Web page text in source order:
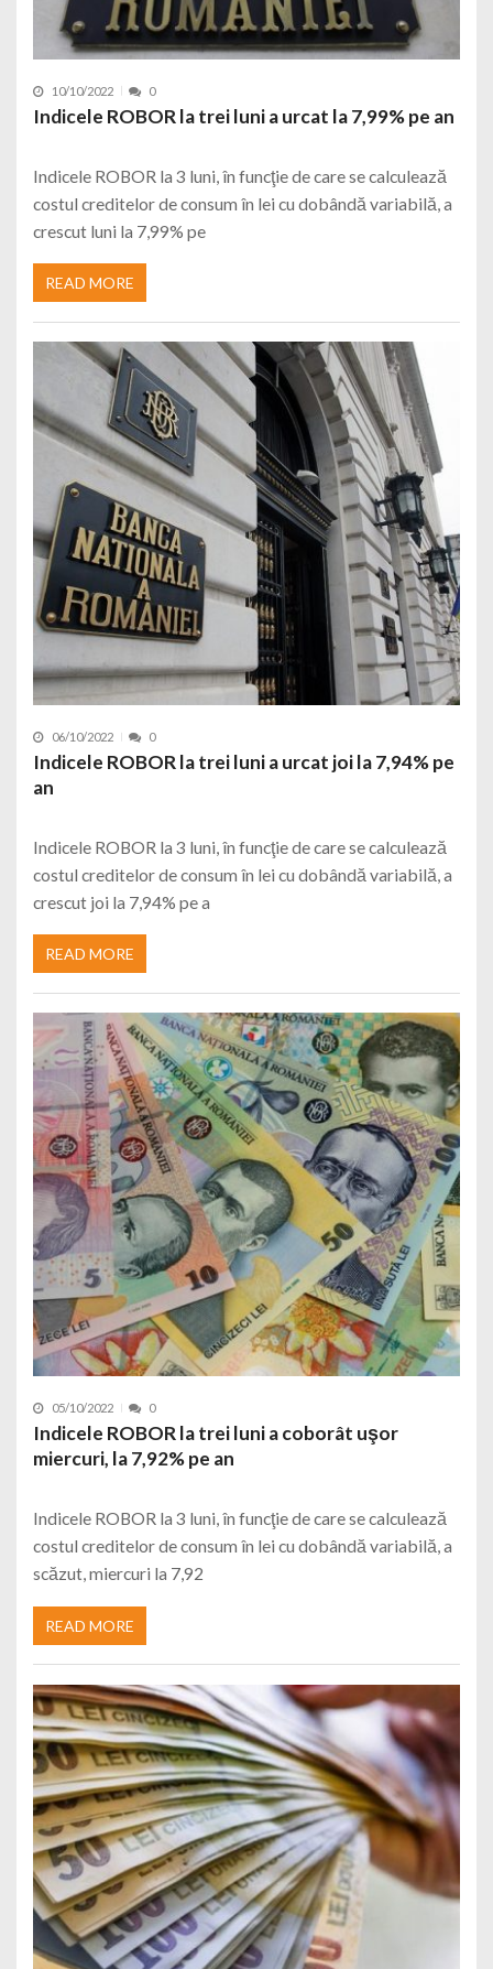
10/10/2022 0
Indicele ROBOR la trei luni a urcat la 7,99% pe an
Indicele ROBOR la 3 luni, în funcţie de care se calculează
costul creditelor de consum în lei cu dobândă variabilă, a
crescut luni la 7,99% pe
READ MORE
06/10/2022 0
Indicele ROBOR la trei luni a urcat joi la 7,94% pe
an
Indicele ROBOR la 3 luni, în funcţie de care se calculează
costul creditelor de consum în lei cu dobândă variabilă, a
crescut joi la 7,94% pe a
READ MORE
05/10/2022 0
Indicele ROBOR la trei luni a coborât uşor
miercuri, la 7,92% pe an
Indicele ROBOR la 3 luni, în funcţie de care se calculează
costul creditelor de consum în lei cu dobândă variabilă, a
scăzut, miercuri la 7,92
READ MORE